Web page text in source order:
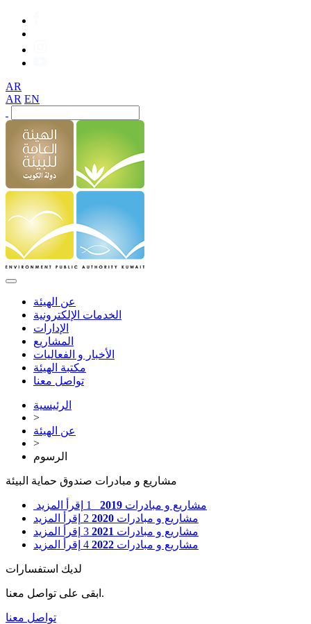
AR
AR EN
عن الهيئة
الخدمات الإلكترونية
الإدارات
المشاريع
الأخبار و الفعاليات
مكتبة الهيئة
تواصل معنا
الرئيسية
>
عن الهيئة
>
الرسوم
مشاريع و مبادرات صندوق حماية البيئة
مشاريع و مبادرات 1 إقرأ المزيد
مشاريع و مبادرات 2020
2 إقرأ المزيد
مشاريع و مبادرات 2021
3 إقرأ المزيد
مشاريع و مبادرات 2022
4 إقرأ المزيد
لديك استفسارات
ابقى على تواصل معنا.
تواصل معنا